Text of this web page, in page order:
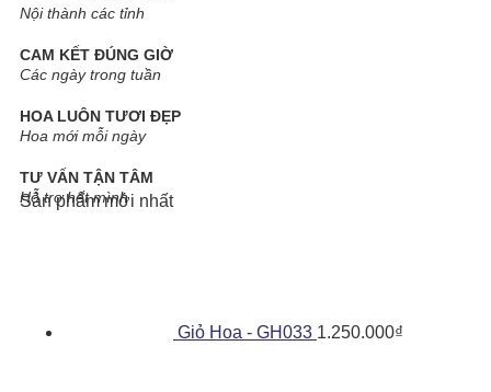
Nội thành các tỉnh
CAM KẾT ĐÚNG GIỜ
Các ngày trong tuần
HOA LUÔN TƯƠI ĐẸP
Hoa mới mỗi ngày
TƯ VẤN TẬN TÂM
Hỗ trợ hết mình
Sản phẩm mới nhất
Giỏ Hoa - GH033 1.250.000₫